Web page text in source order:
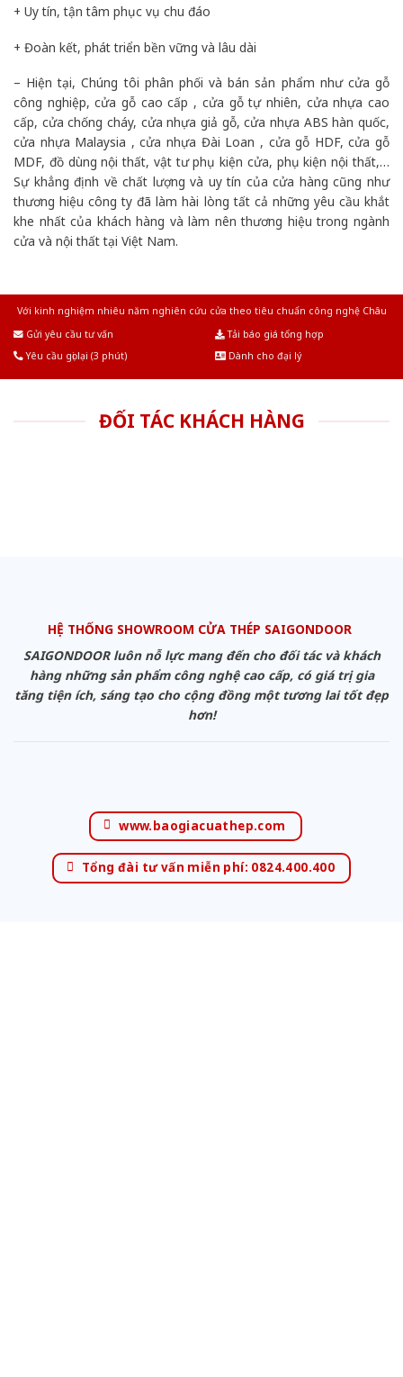
+ Uy tín, tận tâm phục vụ chu đáo
+ Đoàn kết, phát triển bền vững và lâu dài
– Hiện tại, Chúng tôi phân phối và bán sản phẩm như cửa gỗ
công nghiệp, cửa gỗ cao cấp , cửa gỗ tự nhiên, cửa nhựa cao
cấp, cửa chống cháy, cửa nhựa giả gỗ, cửa nhựa ABS hàn quốc,
cửa nhựa Malaysia , cửa nhựa Đài Loan , cửa gỗ HDF, cửa gỗ
MDF, đồ dùng nội thất, vật tư phụ kiện cửa, phụ kiện nội thất,…
Sự khẳng định về chất lượng và uy tín của cửa hàng cũng như
thương hiệu công ty đã làm hài lòng tất cả những yêu cầu khắt
khe nhất của khách hàng và làm nên thương hiệu trong ngành
cửa và nội thất tại Việt Nam.
Với kinh nghiệm nhiêu năm nghiên cứu cửa theo tiêu chuẩn công nghệ Châu
Gửi yêu cầu tư vấn
Tải báo giá tổng hợp
Yêu cầu gọi lại (3 phút)
Dành cho đại lý
ĐỐI TÁC KHÁCH HÀNG
HỆ THỐNG SHOWROOM CỬA THÉP SAIGONDOOR
SAIGONDOOR luôn nỗ lực mang đến cho đối tác và khách
hàng những sản phẩm công nghệ cao cấp, có giá trị gia
tăng tiện ích, sáng tạo cho cộng đồng một tương lai tốt đẹp
hơn!
www.baogiacuathep.com
Tổng đài tư vấn miễn phí: 0824.400.400